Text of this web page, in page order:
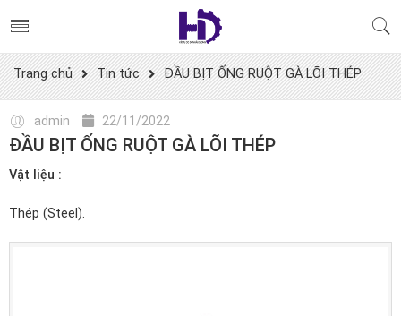
Trang chủ Tin tức ĐẦU BỊT ỐNG RUỘT GÀ LÕI THÉP
admin 22/11/2022
ĐẦU BỊT ỐNG RUỘT GÀ LÕI THÉP
Vật liệu :
Thép (Steel).